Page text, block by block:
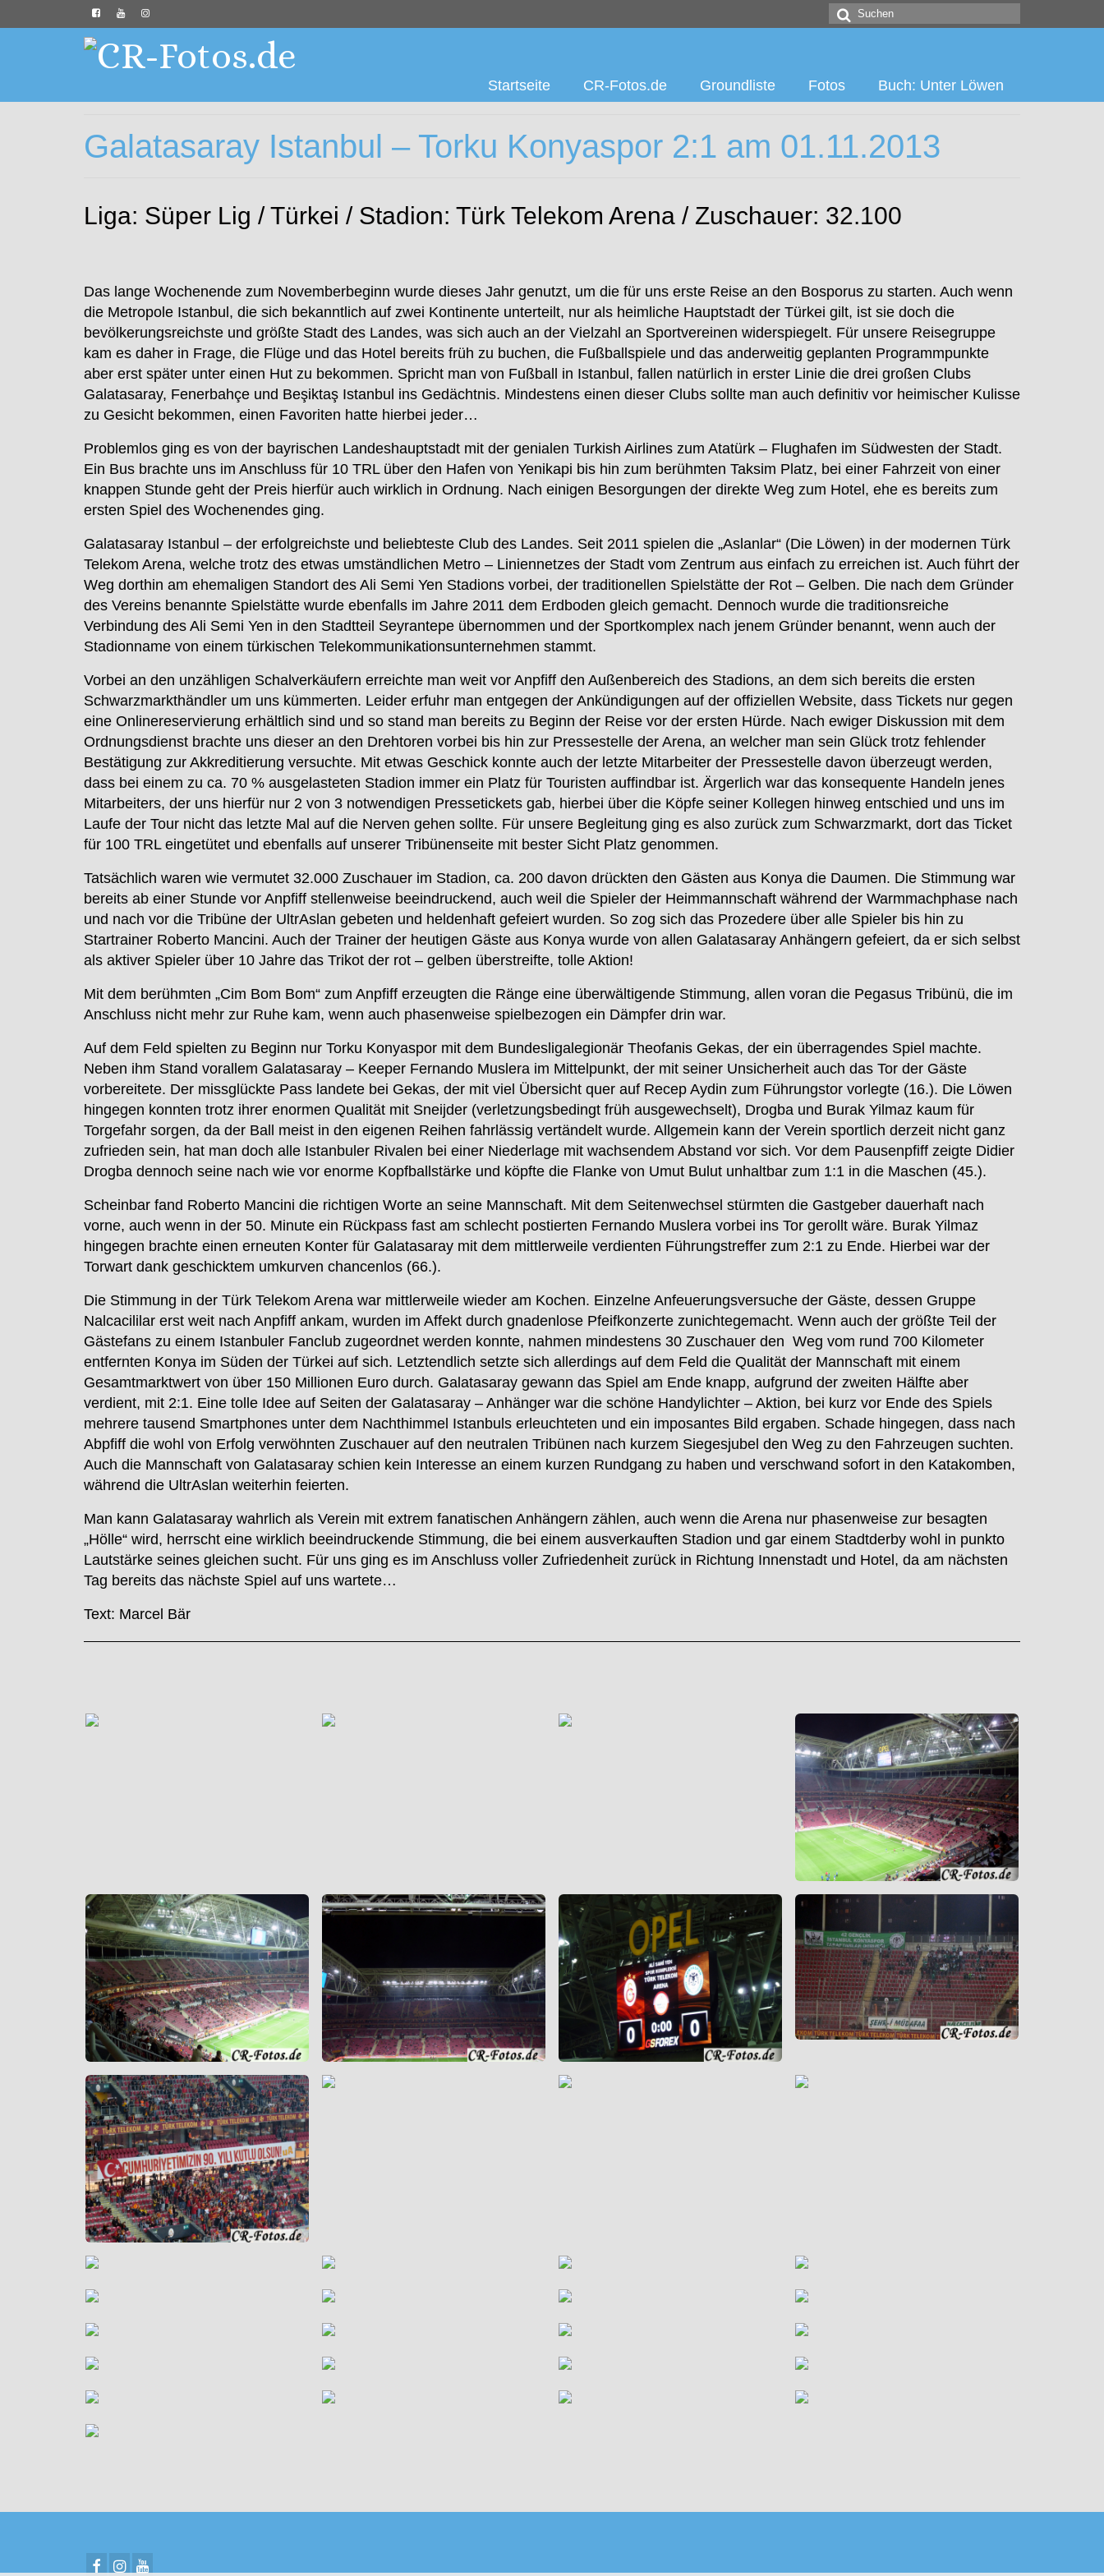
Suchen
nach:
Startseite CR-Fotos.de Groundliste Fotos Buch: Unter Löwen
Galatasaray Istanbul – Torku Konyaspor 2:1 am 01.11.2013
Liga: Süper Lig / Türkei / Stadion: Türk Telekom Arena / Zuschauer: 32.100
Das lange Wochenende zum Novemberbeginn wurde dieses Jahr genutzt, um die für uns erste Reise an den Bosporus zu starten. Auch wenn
die Metropole Istanbul, die sich bekanntlich auf zwei Kontinente unterteilt, nur als heimliche Hauptstadt der Türkei gilt, ist sie doch die
bevölkerungsreichste und größte Stadt des Landes, was sich auch an der Vielzahl an Sportvereinen widerspiegelt. Für unsere Reisegruppe
kam es daher in Frage, die Flüge und das Hotel bereits früh zu buchen, die Fußballspiele und das anderweitig geplanten Programmpunkte
aber erst später unter einen Hut zu bekommen. Spricht man von Fußball in Istanbul, fallen natürlich in erster Linie die drei großen Clubs
Galatasaray, Fenerbahçe und Beşiktaş Istanbul ins Gedächtnis. Mindestens einen dieser Clubs sollte man auch definitiv vor heimischer Kulisse
zu Gesicht bekommen, einen Favoriten hatte hierbei jeder…
Problemlos ging es von der bayrischen Landeshauptstadt mit der genialen Turkish Airlines zum Atatürk – Flughafen im Südwesten der Stadt.
Ein Bus brachte uns im Anschluss für 10 TRL über den Hafen von Yenikapi bis hin zum berühmten Taksim Platz, bei einer Fahrzeit von einer
knappen Stunde geht der Preis hierfür auch wirklich in Ordnung. Nach einigen Besorgungen der direkte Weg zum Hotel, ehe es bereits zum
ersten Spiel des Wochenendes ging.
Galatasaray Istanbul – der erfolgreichste und beliebteste Club des Landes. Seit 2011 spielen die „Aslanlar“ (Die Löwen) in der modernen Türk
Telekom Arena, welche trotz des etwas umständlichen Metro – Liniennetzes der Stadt vom Zentrum aus einfach zu erreichen ist. Auch führt der
Weg dorthin am ehemaligen Standort des Ali Semi Yen Stadions vorbei, der traditionellen Spielstätte der Rot – Gelben. Die nach dem Gründer
des Vereins benannte Spielstätte wurde ebenfalls im Jahre 2011 dem Erdboden gleich gemacht. Dennoch wurde die traditionsreiche
Verbindung des Ali Semi Yen in den Stadtteil Seyrantepe übernommen und der Sportkomplex nach jenem Gründer benannt, wenn auch der
Stadionname von einem türkischen Telekommunikationsunternehmen stammt.
Vorbei an den unzähligen Schalverkäufern erreichte man weit vor Anpfiff den Außenbereich des Stadions, an dem sich bereits die ersten
Schwarzmarkthändler um uns kümmerten. Leider erfuhr man entgegen der Ankündigungen auf der offiziellen Website, dass Tickets nur gegen
eine Onlinereservierung erhältlich sind und so stand man bereits zu Beginn der Reise vor der ersten Hürde. Nach ewiger Diskussion mit dem
Ordnungsdienst brachte uns dieser an den Drehtoren vorbei bis hin zur Pressestelle der Arena, an welcher man sein Glück trotz fehlender
Bestätigung zur Akkreditierung versuchte. Mit etwas Geschick konnte auch der letzte Mitarbeiter der Pressestelle davon überzeugt werden,
dass bei einem zu ca. 70 % ausgelasteten Stadion immer ein Platz für Touristen auffindbar ist. Ärgerlich war das konsequente Handeln jenes
Mitarbeiters, der uns hierfür nur 2 von 3 notwendigen Pressetickets gab, hierbei über die Köpfe seiner Kollegen hinweg entschied und uns im
Laufe der Tour nicht das letzte Mal auf die Nerven gehen sollte. Für unsere Begleitung ging es also zurück zum Schwarzmarkt, dort das Ticket
für 100 TRL eingetütet und ebenfalls auf unserer Tribünenseite mit bester Sicht Platz genommen.
Tatsächlich waren wie vermutet 32.000 Zuschauer im Stadion, ca. 200 davon drückten den Gästen aus Konya die Daumen. Die Stimmung war
bereits ab einer Stunde vor Anpfiff stellenweise beeindruckend, auch weil die Spieler der Heimmannschaft während der Warmmachphase nach
und nach vor die Tribüne der UltrAslan gebeten und heldenhaft gefeiert wurden. So zog sich das Prozedere über alle Spieler bis hin zu
Startrainer Roberto Mancini. Auch der Trainer der heutigen Gäste aus Konya wurde von allen Galatasaray Anhängern gefeiert, da er sich selbst
als aktiver Spieler über 10 Jahre das Trikot der rot – gelben überstreifte, tolle Aktion!
Mit dem berühmten „Cim Bom Bom“ zum Anpfiff erzeugten die Ränge eine überwältigende Stimmung, allen voran die Pegasus Tribünü, die im
Anschluss nicht mehr zur Ruhe kam, wenn auch phasenweise spielbezogen ein Dämpfer drin war.
Auf dem Feld spielten zu Beginn nur Torku Konyaspor mit dem Bundesligalegionär Theofanis Gekas, der ein überragendes Spiel machte.
Neben ihm Stand vorallem Galatasaray – Keeper Fernando Muslera im Mittelpunkt, der mit seiner Unsicherheit auch das Tor der Gäste
vorbereitete. Der missglückte Pass landete bei Gekas, der mit viel Übersicht quer auf Recep Aydin zum Führungstor vorlegte (16.). Die Löwen
hingegen konnten trotz ihrer enormen Qualität mit Sneijder (verletzungsbedingt früh ausgewechselt), Drogba und Burak Yilmaz kaum für
Torgefahr sorgen, da der Ball meist in den eigenen Reihen fahrlässig vertändelt wurde. Allgemein kann der Verein sportlich derzeit nicht ganz
zufrieden sein, hat man doch alle Istanbuler Rivalen bei einer Niederlage mit wachsendem Abstand vor sich. Vor dem Pausenpfiff zeigte Didier
Drogba dennoch seine nach wie vor enorme Kopfballstärke und köpfte die Flanke von Umut Bulut unhaltbar zum 1:1 in die Maschen (45.).
Scheinbar fand Roberto Mancini die richtigen Worte an seine Mannschaft. Mit dem Seitenwechsel stürmten die Gastgeber dauerhaft nach
vorne, auch wenn in der 50. Minute ein Rückpass fast am schlecht postierten Fernando Muslera vorbei ins Tor gerollt wäre. Burak Yilmaz
hingegen brachte einen erneuten Konter für Galatasaray mit dem mittlerweile verdienten Führungstreffer zum 2:1 zu Ende. Hierbei war der
Torwart dank geschicktem umkurven chancenlos (66.).
Die Stimmung in der Türk Telekom Arena war mittlerweile wieder am Kochen. Einzelne Anfeuerungsversuche der Gäste, dessen Gruppe
Nalcacililar erst weit nach Anpfiff ankam, wurden im Affekt durch gnadenlose Pfeifkonzerte zunichtegemacht. Wenn auch der größte Teil der
Gästefans zu einem Istanbuler Fanclub zugeordnet werden konnte, nahmen mindestens 30 Zuschauer den Weg vom rund 700 Kilometer
entfernten Konya im Süden der Türkei auf sich. Letztendlich setzte sich allerdings auf dem Feld die Qualität der Mannschaft mit einem
Gesamtmarktwert von über 150 Millionen Euro durch. Galatasaray gewann das Spiel am Ende knapp, aufgrund der zweiten Hälfte aber
verdient, mit 2:1. Eine tolle Idee auf Seiten der Galatasaray – Anhänger war die schöne Handylichter – Aktion, bei kurz vor Ende des Spiels
mehrere tausend Smartphones unter dem Nachthimmel Istanbuls erleuchteten und ein imposantes Bild ergaben. Schade hingegen, dass nach
Abpfiff die wohl von Erfolg verwöhnten Zuschauer auf den neutralen Tribünen nach kurzem Siegesjubel den Weg zu den Fahrzeugen suchten.
Auch die Mannschaft von Galatasaray schien kein Interesse an einem kurzen Rundgang zu haben und verschwand sofort in den Katakomben,
während die UltrAslan weiterhin feierten.
Man kann Galatasaray wahrlich als Verein mit extrem fanatischen Anhängern zählen, auch wenn die Arena nur phasenweise zur besagten
„Hölle“ wird, herrscht eine wirklich beeindruckende Stimmung, die bei einem ausverkauften Stadion und gar einem Stadtderby wohl in punkto
Lautstärke seines gleichen sucht. Für uns ging es im Anschluss voller Zufriedenheit zurück in Richtung Innenstadt und Hotel, da am nächsten
Tag bereits das nächste Spiel auf uns wartete…
Text: Marcel Bär